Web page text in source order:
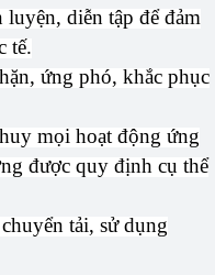
diễn tập để đảm
tế.
ứng phó, khắc phục
mọi hoạt động ứng
được quy định cụ thể
tải, sử dụng